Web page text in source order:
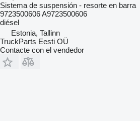
Sistema de suspensión - resorte en barra
9723500606 A9723500606
diésel
Estonia, Tallinn
TruckParts Eesti OÜ
Contacte con el vendedor